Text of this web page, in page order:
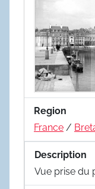
Region
France /
Description
Vue prise du